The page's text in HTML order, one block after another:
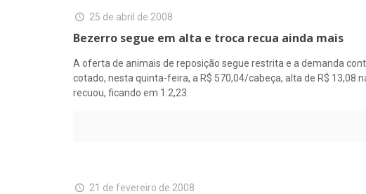
25 de abril de 2008
Bezerro segue em alta e troca recua ainda mais
A oferta de animais de reposição segue restrita e a demanda
cotado, nesta quinta-feira, a R$ 570,04/cabeça, alta de R$ 13,08
recuou, ficando em 1:2,23.
21 de fevereiro de 2008